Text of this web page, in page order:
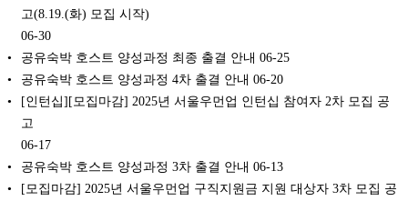
고(8.19.(화) 모집 시작)
06-30
공유숙박 호스트 양성과정 최종 출결 안내 06-25
공유숙박 호스트 양성과정 4차 출결 안내 06-20
[인턴십][모집마감] 2025년 서울우먼업 인턴십 참여자 2차 모집 공
고
06-17
공유숙박 호스트 양성과정 3차 출결 안내 06-13
[모집마감] 2025년 서울우먼업 구직지원금 지원 대상자 3차 모집 공